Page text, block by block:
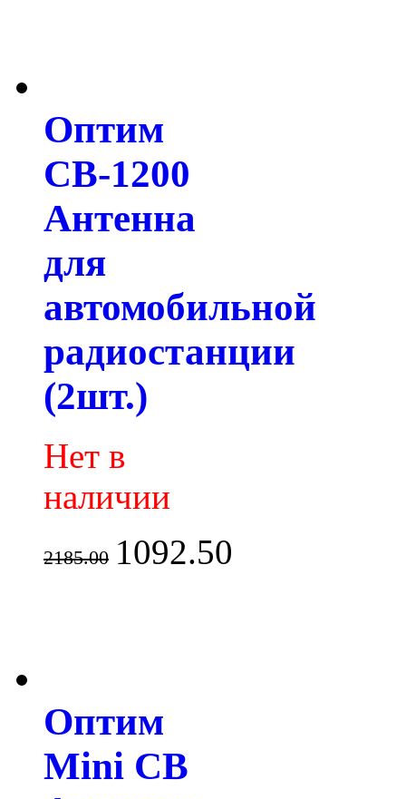
Оптим
СВ-1200
Антенна
для
автомобильной
радиостанции
(2шт.)
Нет в
наличии
2185.00 1092.50
Оптим
Mini СВ